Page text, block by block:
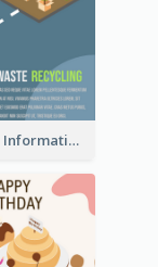
Recycling Information Graphic With Isometric Diagram